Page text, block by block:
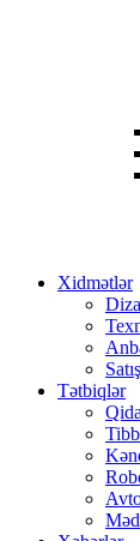
Xidmətlər
Tətbiqlər